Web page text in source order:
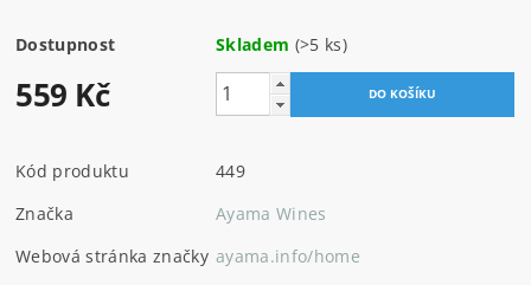
Dostupnost Skladem (>5 ks)
559 Kč
Kód produktu
449
Značka
Ayama Wines
Webová stránka značky ayama.info/home